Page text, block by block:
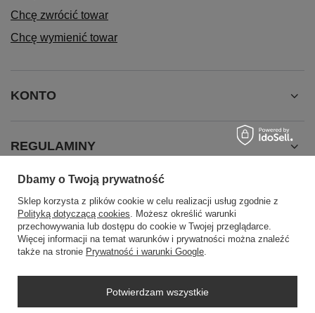
Chcę zwrócić towar
Chcę wymienić towar
KONTO
REGULAMINY
INFORMACJE
Dbamy o Twoją prywatność
Sklep korzysta z plików cookie w celu realizacji usług zgodnie z
Polityką dotyczącą cookies. Możesz określić warunki
przechowywania lub dostępu do cookie w Twojej przeglądarce.
Więcej informacji na temat warunków i prywatności można znaleźć
także na stronie Prywatność i warunki Google.
Potwierdzam wszystkie